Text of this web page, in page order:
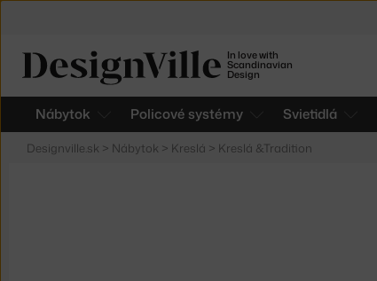
In love with
Scandinavian
Design
Nábytok Policové systémy Svietidlá
Designville.sk > Nábytok > Kreslá > Kreslá &Tradition